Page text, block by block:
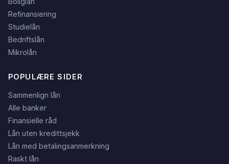
Refinansiering
Studielån
Bedriftslån
Mikrolån
POPULÆRE SIDER
Sammenlign lån
Alle banker
Finansielle råd
Lån uten kredittsjekk
Lån med betalingsanmerkning
Raskt lån